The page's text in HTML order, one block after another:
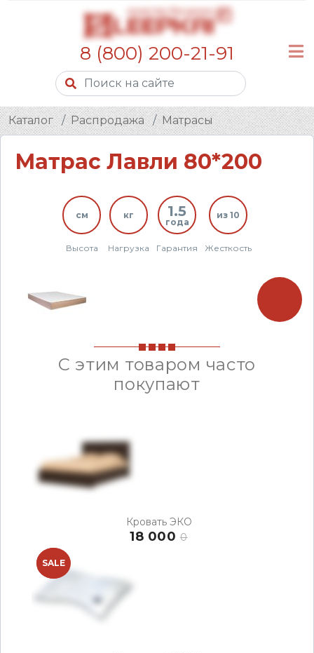
8 (800) 200-21-91
Каталог Распродажа Матрасы
Матрас Лавли 80*200
см
Высота
кг
Нагрузка
1.5
года
Гарантия
из 10
Жесткость
С этим товаром часто
покупают
Кровать ЭКО
18 0000
NEW
SALE